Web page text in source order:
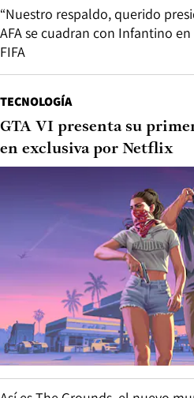
“Nuestro respaldo, querido
AFA se cuadran con Infantino
FIFA
TECNOLOGÍA
GTA VI presenta su
en exclusiva por Netflix